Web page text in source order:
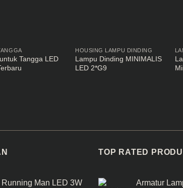
Tangga LED
HOUSING LAMPU DINDING
Lampu Dinding MINIMALIS
LED 2*G9
Running Man LED 3W
TOP RATED
Armatur